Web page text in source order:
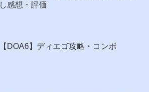
し感想・評価
【DOA6】ディエゴ攻略・コンボ